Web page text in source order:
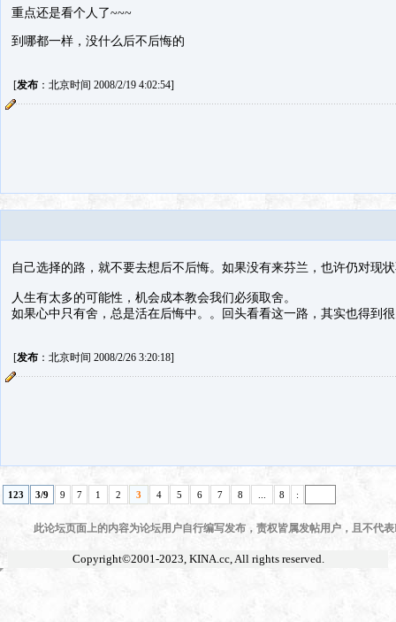
重点还是看个人了~~~
到哪都一样，没什么后不后悔的
[发布：北京时间 2008/2/19 4:02:54]
自己选择的路，就不要去想后不后悔。如果没有来芬兰，也许仍对现
人生有太多的可能性，机会成本教会我们必须取舍。
如果心中只有舍，总是活在后悔中。。回头看看这一路，其实也得到
[发布：北京时间 2008/2/26 3:20:18]
123 3/9 9 7 1 2 3 4 5 6 7 8 8 :
此论坛页面上的内容为论坛用户自行编写发布，责权皆属发帖用户，且不代
Copyright©2001-2023, KINA.cc, All rights reserved.